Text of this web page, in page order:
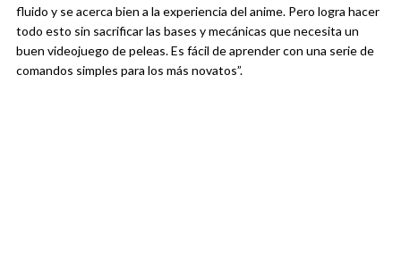
fluido y se acerca bien a la experiencia del anime. Pero logra hacer
todo esto sin sacrificar las bases y mecánicas que necesita un
buen videojuego de peleas. Es fácil de aprender con una serie de
comandos simples para los más novatos”.